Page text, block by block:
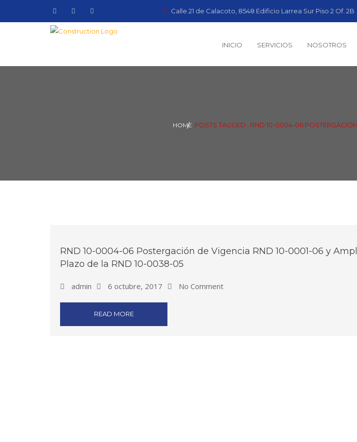
Calle 21 de Calacoto, 8548 Edificio Larrea Sur Piso 2 Of. 2B
INICIO SERVICIOS NOSOTROS
HOME POSTS TAGGED : RND 10-0004-06
RND 10-0004-06 Postergación de Vigencia RND 10-0001-06 y
Plazo de la RND 10-0038-05
admin 6 octubre, 2017 No Comment
READ MORE